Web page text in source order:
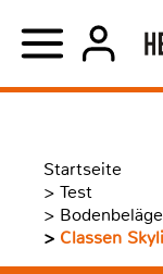
Startseite
> Test
>
> Classen